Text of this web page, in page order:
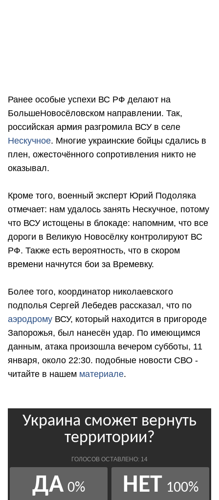
Ранее особые успехи ВС РФ делают на
БольшеНовосёловском направлении. Так,
российская армия разгромила ВСУ в селе
Нескучное. Многие украинские бойцы сдались в
плен, ожесточённого сопротивления никто не
оказывал.
Кроме того, военный эксперт Юрий Подоляка
отмечает: нам удалось занять Нескучное, потому
что ВСУ истощены в блокаде: напомним, что все
дороги в Великую Новосёлку контролируют ВС
РФ. Также есть вероятность, что в скором
времени начнутся бои за Времевку.
Более того, координатор николаевского
подполья Сергей Лебедев рассказал, что по
аэродрому ВСУ, который находится в пригороде
Запорожья, был нанесён удар. По имеющимся
данным, атака произошла вечером субботы, 11
января, около 22:30. подобные новости СВО -
читайте в нашем материале.